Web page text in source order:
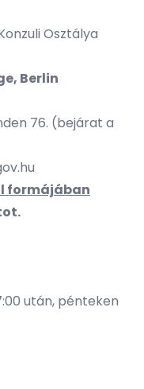
Osztálya
Berlin
76. (bejárat a
formájában
után, pénteken